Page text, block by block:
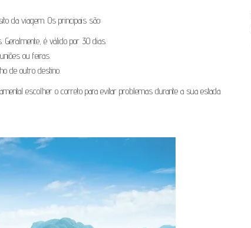
da viagem. Os principais são:
Geralmente, é válido por 30 dias.
ou feiras.
de outro destino.
escolher o correto para evitar problemas durante a sua estada.